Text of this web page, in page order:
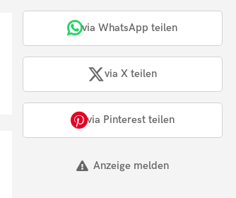
via WhatsApp teilen
via X teilen
via Pinterest teilen
Anzeige melden